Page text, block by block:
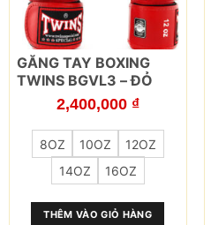
8OZ 10OZ
12OZ
14OZ
16OZ
GĂNG TAY BOXING
TWINS BGVL3 – ĐỎ
2,400,000 ₫
THÊM VÀO GIỎ HÀNG
Sản
phẩm
có
nhiều
biến
thể.
Các
chọn